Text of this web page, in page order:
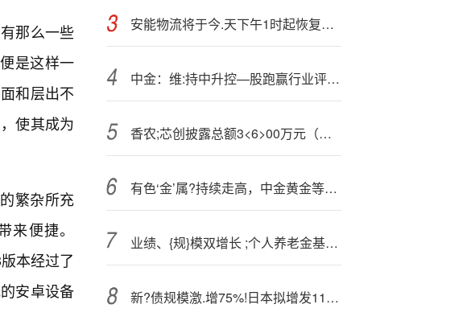
那么一些
是这样一
和层出不
使其成为
繁杂所充
便捷。
本经过了
安卓设备
安能物流将于今.天下午1时起恢复买卖
中金：维:持中升控—股跑赢行业评级 目标价18港元
香农;芯创披露总额3<6>00万元（美元）的对外担保，被担保方为联合创泰科技有限公司
有色‘金’属?持续走高，中金黄金等6股涨停！有色龙头ETF（159876）猛拉3.68%，获资金净申购4920万份！
业绩、{规}模双增长 ;个人养老金基金成养老金融发展新引擎
新?债规模激.增75%!日本拟增发11.7万亿日元国债为经济刺激计划融资 长期财政状况持续惹担忧